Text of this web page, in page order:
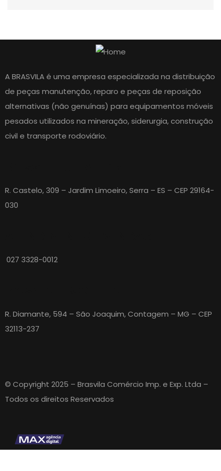
A BRASVILA é uma empresa especializada na distribuição
de peças manutenção, reparo e peças de reposição
alternativas (não genuínas) para equipamentos móveis
pesados utilizados na mineração, siderurgia, construção
civil e transporte rodoviário.
R. Castelo, 309 – Jardim Limoeiro, Serra – ES – CEP 29164-
030
027 3328-0012
R. Diamante, 594 – São Joaquim, Contagem – MG – CEP
32113-237
© Copyright 2025 – Brasvila Comércio Imp. e Exp. Ltda –
Todos os direitos Reservados